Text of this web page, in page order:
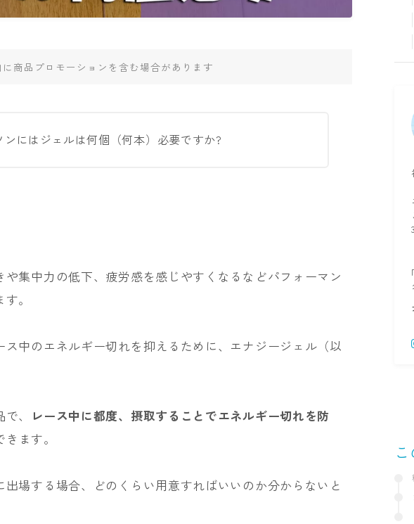
に商品プロモーションを含む場合があります
ンにはジェルは何個（何本）必要ですか?
集中力の低下、疲労感を感じやすくなるなどパフォーマン
。
中のエネルギー切れを抑えるために、エナジージェル（以
、
レース中に都度、摂取することでエネルギー切れを防
ます。
場する場合、どのくらい用意すればいいのか分からないと